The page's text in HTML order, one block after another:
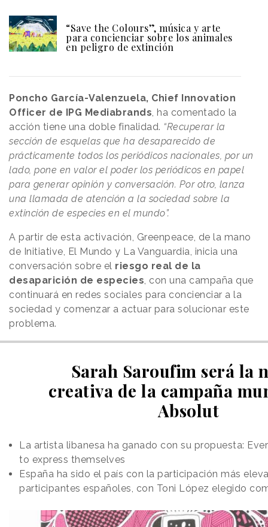
“Save the Colours”, música y arte
para concienciar sobre los animales
en peligro de extinción
Poncho García-Valenzuela, Chief Innovation
Officer de IPG Mediabrands, ha comentado la
acción tiene una doble finalidad. “Recuperar la
sección de esquelas que ha desaparecido de
prácticamente todos los periódicos nacionales, por un
lado, pone en valor el poder los periódicos en papel
para generar opinión y conversación. Por otro, lanza
una llamada de atención a la sociedad sobre la
extinción de especies en el mundo”.
A partir de esta activación, Greenpeace, de la mano
de Initiative, El Mundo y La Vanguardia, inicia una
conversación sobre el riesgo real de la
desaparición de especies, con una campaña que
continuará en redes sociales para concienciar a la
sociedad y comenzar a actuar para solucionar este
problema.
Sarah Saroufim será la
creativa de la campaña
Absolut
La artista libanesa ha ganado con su propuesta:
to express themselves
España ha sido el país con la participación más
participantes españoles, con Toni López elegido